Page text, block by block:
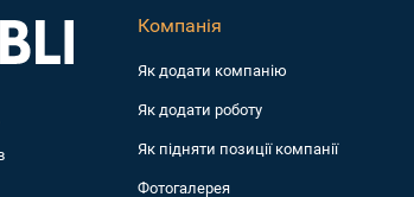
Компанія
Як додати компанiю
Як додати роботу
Як підняти позиції компанії
Фотогалерея